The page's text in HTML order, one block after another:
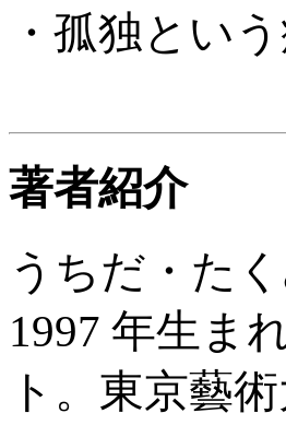
・孤独とい
著者紹介
うちだ・た
1997 年生ま
ト。東京藝